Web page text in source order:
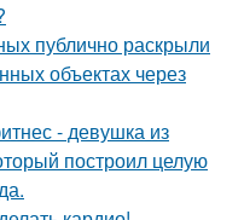
публично раскрыли
объектах через
- девушка из
построил целую